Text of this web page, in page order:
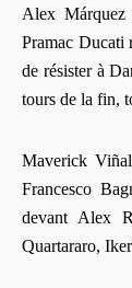
Alex
Pramac Ducati
de résister à
tours de la fin,
Maverick
Francesco
devant Alex
Quartararo,